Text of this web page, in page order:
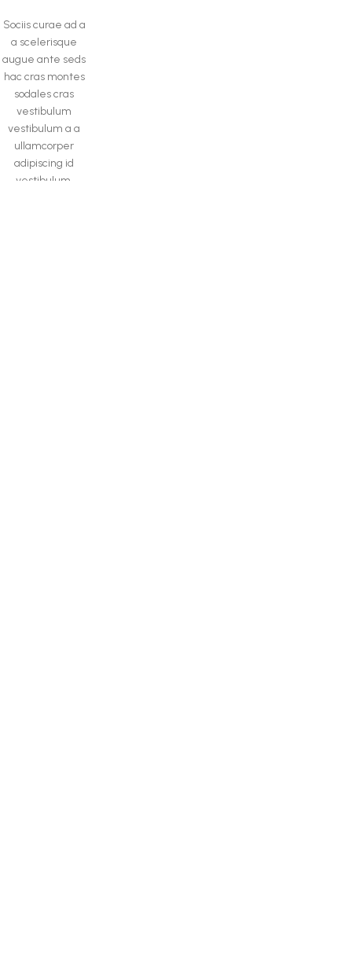
Sociis curae ad a
a scelerisque
augue ante seds
hac cras montes
sodales cras
vestibulum
vestibulum a a
ullamcorper
adipiscing id
vestibulum.